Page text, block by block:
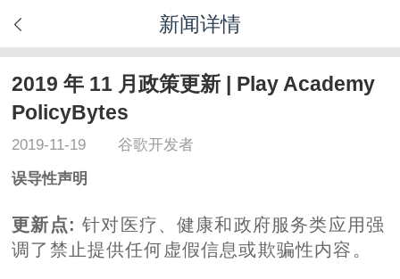
新闻详情
2019 年 11 月政策更新 | Play Academy
PolicyBytes
2019-11-19 谷歌开发者
误导性声明
更新点:针对医疗、健康和政府服务类应用强
调了禁止提供任何虚假信息或欺骗性内容。